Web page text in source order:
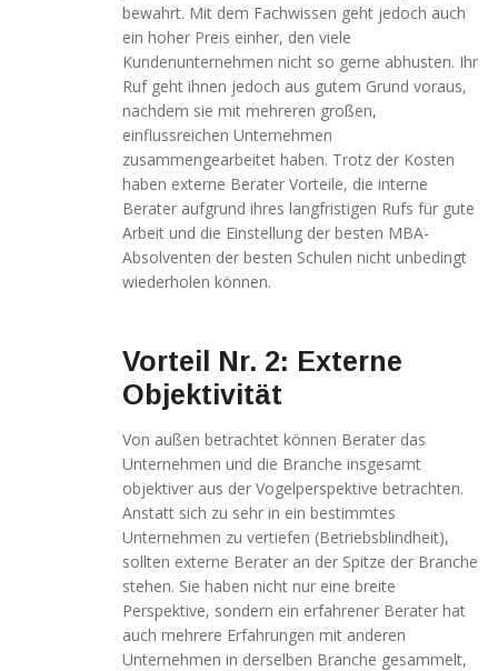
bewahrt. Mit dem Fachwissen geht jedoch auch
ein hoher Preis einher, den viele
Kundenunternehmen nicht so gerne abhusten. Ihr
Ruf geht ihnen jedoch aus gutem Grund voraus,
nachdem sie mit mehreren großen,
einflussreichen Unternehmen
zusammengearbeitet haben. Trotz der Kosten
haben externe Berater Vorteile, die interne
Berater aufgrund ihres langfristigen Rufs für gute
Arbeit und die Einstellung der besten MBA-
Absolventen der besten Schulen nicht unbedingt
wiederholen können.
Vorteil Nr. 2: Externe
Objektivität
Von außen betrachtet können Berater das
Unternehmen und die Branche insgesamt
objektiver aus der Vogelperspektive betrachten.
Anstatt sich zu sehr in ein bestimmtes
Unternehmen zu vertiefen (Betriebsblindheit),
sollten externe Berater an der Spitze der Branche
stehen. Sie haben nicht nur eine breite
Perspektive, sondern ein erfahrener Berater hat
auch mehrere Erfahrungen mit anderen
Unternehmen in derselben Branche gesammelt,
„Marketing Cookies“
ermöglichen es uns,
Analysieren Ihres
Nutzungsverhaltens.
außerhalb unserer
Websites, indem
diese Cookies Ihnen
folgen können.
Dabei werden auch
Drittanbietern (wie
z. B. Facebook oder
Google) eingesetzt
(pseudonymisierte)